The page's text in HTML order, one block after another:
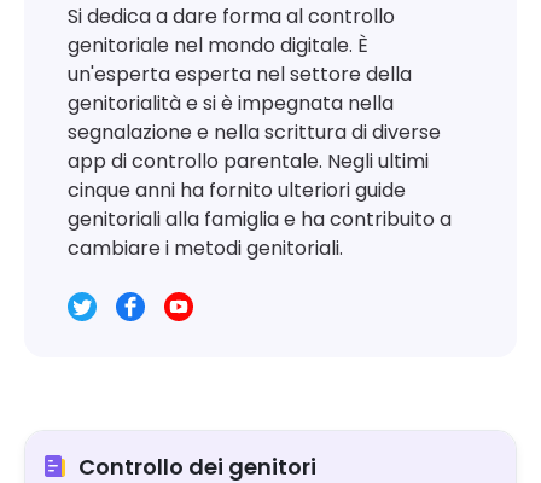
Si dedica a dare forma al controllo
genitoriale nel mondo digitale. È
un'esperta esperta nel settore della
genitorialità e si è impegnata nella
segnalazione e nella scrittura di diverse
app di controllo parentale. Negli ultimi
cinque anni ha fornito ulteriori guide
genitoriali alla famiglia e ha contribuito a
cambiare i metodi genitoriali.
Controllo dei genitori